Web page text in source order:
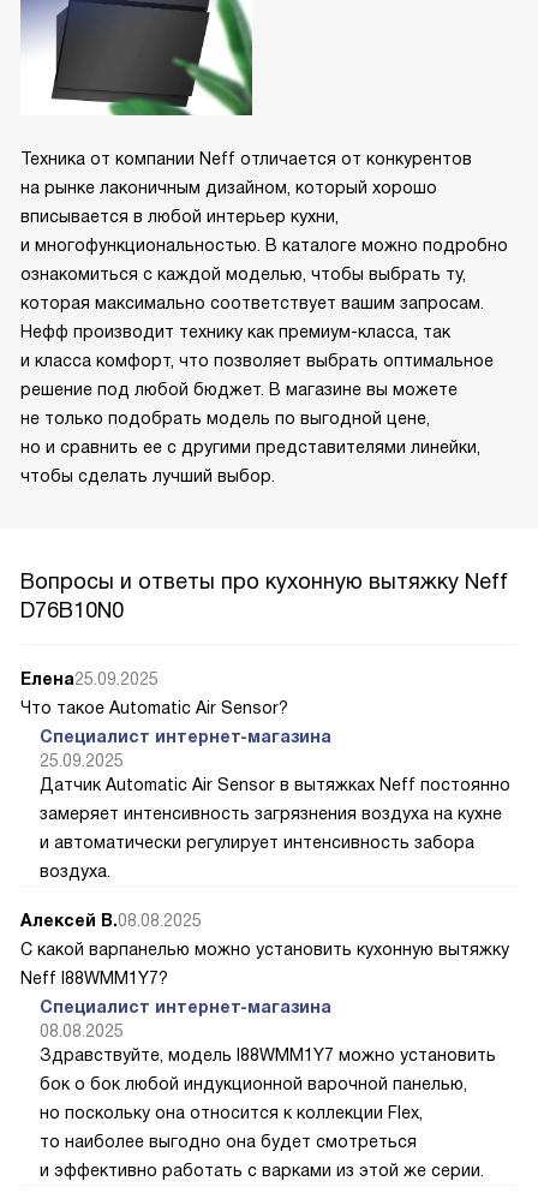
Техника от компании Neff отличается от конкурентов
на рынке лаконичным дизайном, который хорошо
вписывается в любой интерьер кухни,
и многофункциональностью. В каталоге можно подробно
ознакомиться с каждой моделью, чтобы выбрать ту,
которая максимально соответствует вашим запросам.
Нефф производит технику как премиум-класса, так
и класса комфорт, что позволяет выбрать оптимальное
решение под любой бюджет. В магазине вы можете
не только подобрать модель по выгодной цене,
но и сравнить ее с другими представителями линейки,
чтобы сделать лучший выбор.
Вопросы и ответы про кухонную вытяжку Neff
D76B10N0
Елена25.09.2025
Что такое Automatic Air Sensor?
Специалист интернет-магазина
25.09.2025
Датчик Automatic Air Sensor в вытяжках Neff постоянно
замеряет интенсивность загрязнения воздуха на кухне
и автоматически регулирует интенсивность забора
воздуха.
Алексей В.08.08.2025
С какой варпанелью можно установить кухонную вытяжку
Neff I88WMM1Y7?
Специалист интернет-магазина
08.08.2025
Здравствуйте, модель I88WMM1Y7 можно установить
бок о бок любой индукционной варочной панелью,
но поскольку она относится к коллекции Flex,
то наиболее выгодно она будет смотреться
и эффективно работать с варками из этой же серии.